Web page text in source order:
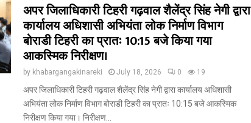
अपर जिलाधिकारी टिहरी गढ़वाल शैलेंद्र सिंह नेगी द्वारा
कार्यालय अधिशासी अभियंता लोक निर्माण विभाग
बोराडी टिहरी का प्रातः 10:15 बजे किया गया
आकस्मिक निरीक्षण।
by khabargangakinareki July 18, 2026 0 19
अपर जिलाधिकारी टिहरी गढ़वाल शैलेंद्र सिंह नेगी द्वारा कार्यालय अधिशासी
अभियंता लोक निर्माण विभाग बोराडी टिहरी का प्रातः 10:15 बजे आकस्मिक
निरीक्षण किया गया। निरीक्षण...